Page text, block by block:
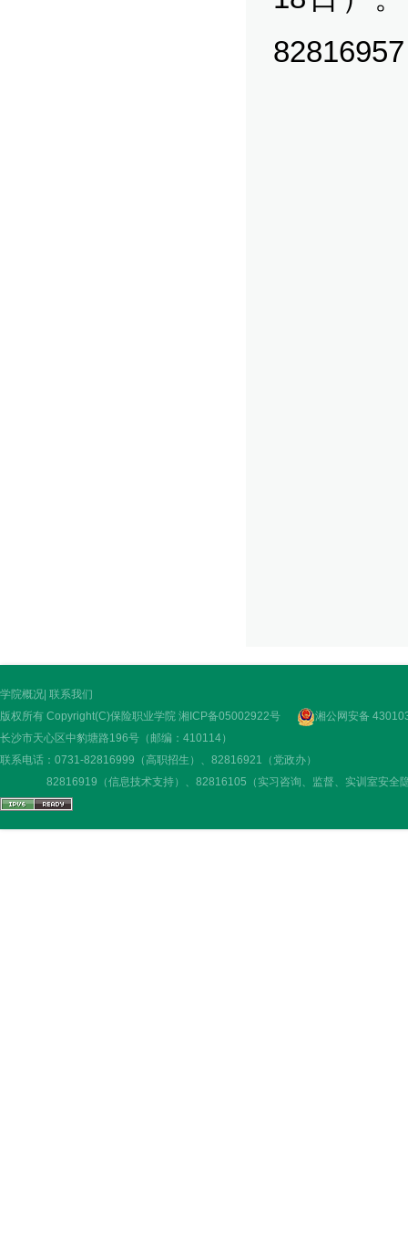
学院概况 联系我们
版权所有 Copyright(C)保险职业学院 湘ICP备05002922号
湘公网安备
长沙市天心区中豹塘路196号（邮编：410114）
联系电话：0731-82816999（高职招生）、82816921（党政办）
82816919（信息技术支持）、82816105（实习咨询、监督、实训室安全